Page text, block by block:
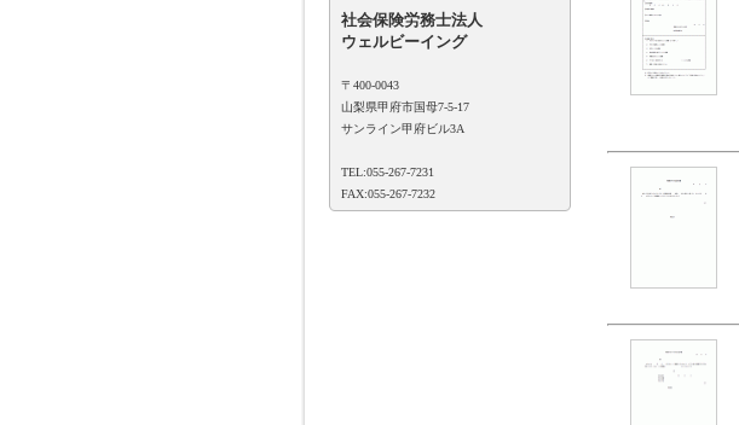
社会保険労務士法人
ウェルビーイング
〒400-0043
山梨県甲府市国母7-5-17
サンライン甲府ビル3A
TEL:055-267-7231
FAX:055-267-7232